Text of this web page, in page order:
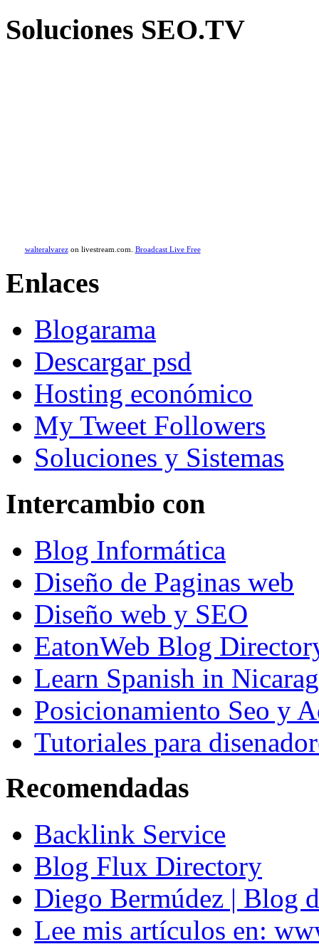
Soluciones SEO.TV
walteralvarezon livestream.com. Broadcast Live Free
Enlaces
Blogarama
Descargar psd
Hosting económico
My Tweet Followers
Soluciones y Sistemas
Intercambio con
Blog Informática
Diseño de Paginas web
Diseño web y SEO
EatonWeb Blog
Learn Spanish in
Posicionamiento Seo y
Tutoriales para
Recomendadas
Backlink Service
Blog Flux Directory
Diego Bermúdez | Blog
Lee mis artículos en: